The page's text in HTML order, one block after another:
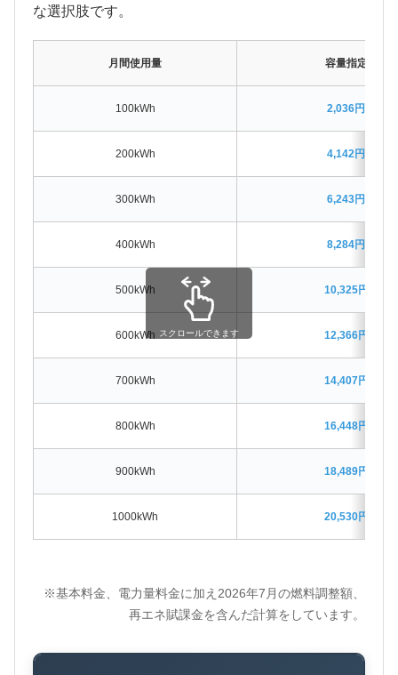
な選択肢です。
月間使用量 容量指定なし
100kWh 2,036円割高
200kWh 4,142円割高
300kWh 6,243円割高
400kWh 8,284円割高
500kWh 10,325円割高
600kWh 12,366円割高
700kWh 14,407円割高
800kWh 16,448円割高
900kWh 18,489円割高
1000kWh 20,530円割高
スクロールできます
※基本料金、電力量料金に加え2026年7月の燃料調整額、
再エネ賦課金を含んだ計算をしています。